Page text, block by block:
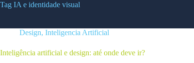
Tag IA e identidade visual
Design, Inteligencia Artificial
Inteligência artificial e design: até onde deve ir?